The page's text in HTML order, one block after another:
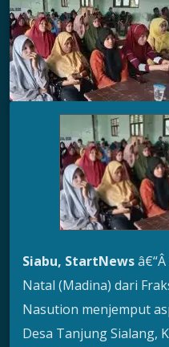
Siabu, StartNews
Natal (Madina) dari
Nasution menjemput
Desa Tanjung Sialang,